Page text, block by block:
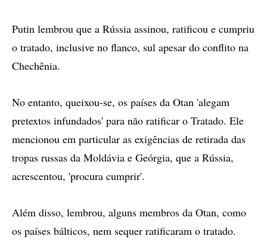
Putin lembrou que a Rússia assinou, ratificou e cumpriu
o tratado, inclusive no flanco, sul apesar do conflito na
Chechênia.
No entanto, queixou-se, os países da Otan 'alegam
pretextos infundados' para não ratificar o Tratado. Ele
mencionou em particular as exigências de retirada das
tropas russas da Moldávia e Geórgia, que a Rússia,
acrescentou, 'procura cumprir'.
Além disso, lembrou, alguns membros da Otan, como
os países bálticos, nem sequer ratificaram o tratado.